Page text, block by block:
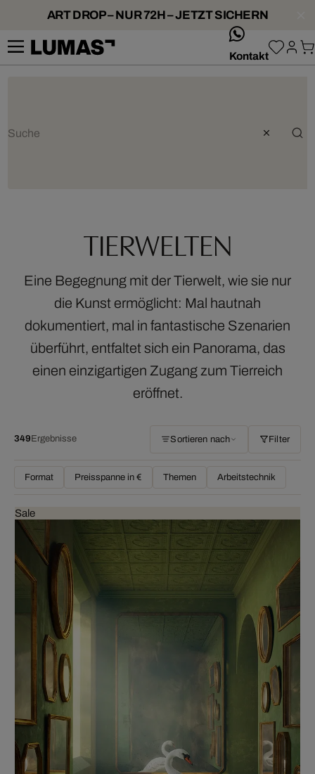
ART DROP – NUR 72H – JETZT SICHERN
Kontakt
TIERWELTEN
Eine Begegnung mit der Tierwelt, wie sie nur
die Kunst ermöglicht: Mal hautnah
dokumentiert, mal in fantastische Szenarien
überführt, entfaltet sich ein Panorama, das
einen einzigartigen Zugang zum Tierreich
eröffnet.
349 Ergebnisse Sortieren nach Filter
Format Preisspanne in € Themen Arbeitstechnik
Sale